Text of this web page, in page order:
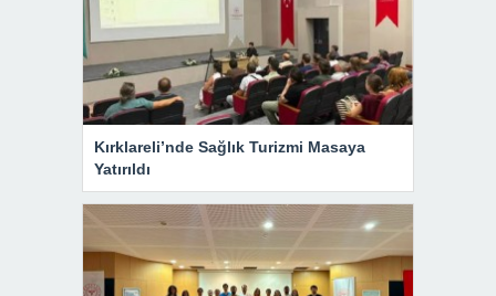
Kırklareli’nde Sağlık Turizmi Masaya
Yatırıldı